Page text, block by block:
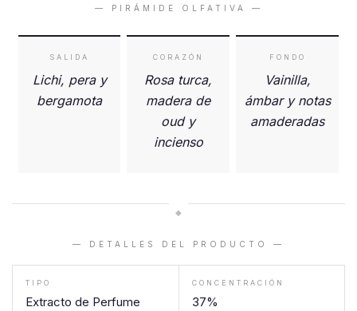
— PIRÁMIDE OLFATIVA —
SALIDA
Lichi, pera y
bergamota
CORAZÓN
Rosa turca,
madera de
oud y
incienso
FONDO
Vainilla,
ámbar y notas
amaderadas
◆
— DETALLES DEL PRODUCTO —
TIPO
Extracto de Perfume
CONCENTRACIÓN
37%